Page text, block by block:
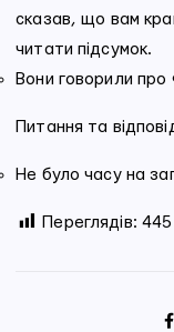
сказав, що вам
читати підсумок.
Вони говорили
Питання та
Не було часу на
Переглядів: 445